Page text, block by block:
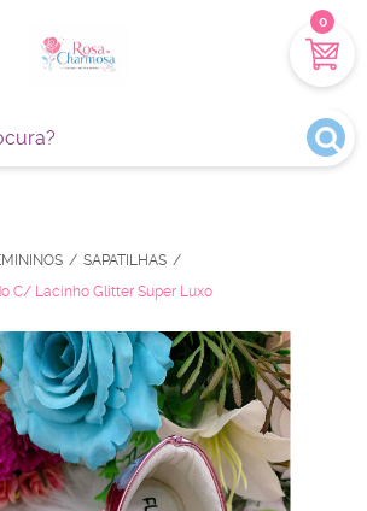
0
SAPATILHAS
C/ Lacinho Glitter Super Luxo